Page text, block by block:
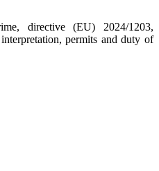
directive (EU) 2024/1203,
permits and duty of